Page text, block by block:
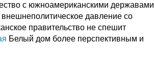
с южноамериканскими державами
давление со
правительство не спешит
Белый дом более перспективным и